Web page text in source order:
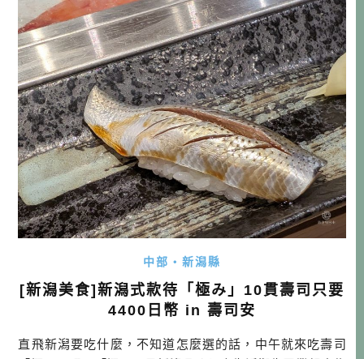
質發電，取代高汙染能源，並發展對於環境更友善的CLT(直
[…]…
中部・新潟縣
[新潟美食]新潟式款待「極み」10貫壽司只要
4400日幣 in 壽司安
直飛新潟要吃什麼，不知道怎麼選的話，中午就來吃壽司